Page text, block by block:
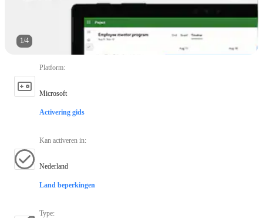
1/4
Platform:
Microsoft
Activering gids
Kan activeren in:
Nederland
Land beperkingen
Type: